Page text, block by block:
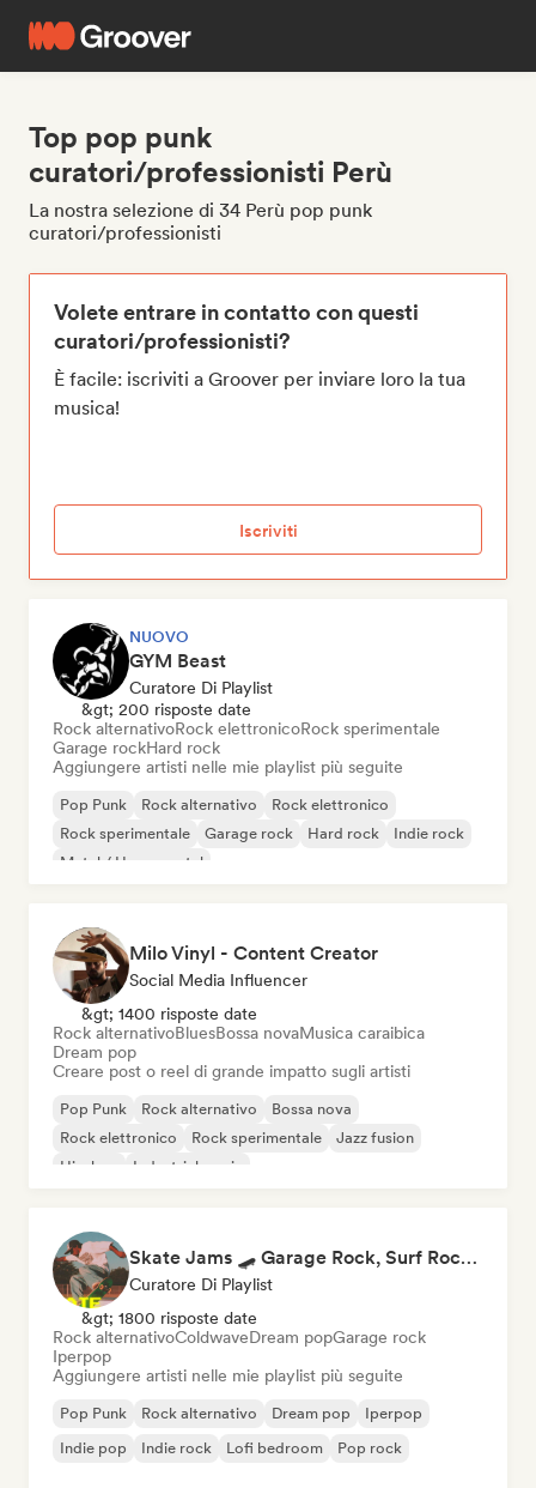
Top pop punk
curatori/professionisti Perù
La nostra selezione di 34 Perù pop punk
curatori/professionisti
Volete entrare in contatto con questi
curatori/professionisti?
È facile: iscriviti a Groover per inviare loro la tua
musica!
Iscriviti
NUOVO
GYM Beast
Curatore Di Playlist
&gt; 200 risposte date
Rock alternativoRock elettronicoRock sperimentale
Garage rockHard rock
Aggiungere artisti nelle mie playlist più seguite
Pop Punk Rock alternativo
Rock elettronico
Rock sperimentale
Garage rock Hard rock
Indie rock
Metal / Heavy metal
Milo Vinyl - Content Creator
Social Media Influencer
&gt; 1400 risposte date
Rock alternativoBluesBossa novaMusica caraibica
Dream pop
Creare post o reel di grande impatto sugli artisti
Pop Punk Rock alternativo
Bossa nova
Rock elettronico
Rock sperimentale
Jazz fusion
Hip-hop
Industrial music
Skate Jams 🛹 Garage Rock, Surf Rock & Neo-Psych
Curatore Di Playlist
&gt; 1800 risposte date
Rock alternativoColdwaveDream popGarage rock
Iperpop
Aggiungere artisti nelle mie playlist più seguite
Pop Punk Rock alternativo Dream pop
Iperpop
Indie pop
Indie rock Lofi bedroom Pop rock